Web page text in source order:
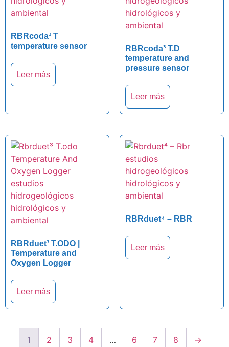
RBRcoda³ T
temperature sensor
Leer más
RBRcoda³ T.D
temperature and
pressure sensor
Leer más
RBRduet³ T.ODO |
Temperature and
Oxygen Logger
Leer más
RBRduet⁴ – RBR
Leer más
1 2 3 4 … 6 7 8 →